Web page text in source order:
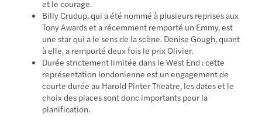
et le courage.
Billy Crudup, qui a été nommé à plusieurs reprises aux
Tony Awards et a récemment remporté un Emmy, est
une star qui a le sens de la scène. Denise Gough, quant
à elle, a remporté deux fois le prix Olivier.
Durée strictement limitée dans le West End : cette
représentation londonienne est un engagement de
courte durée au Harold Pinter Theatre, les dates et le
choix des places sont donc importants pour la
planification.